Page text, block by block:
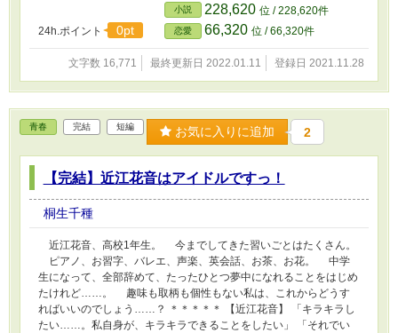
24h.ポイント 0pt
小説 228,620 位 / 228,620件
恋愛 66,320 位 / 66,320件
文字数 16,771 最終更新日 2022.01.11 登録日 2021.11.28
青春 完結 短編 お気に入りに追加 2
【完結】近江花音はアイドルですっ！
桐生千種
近江花音、高校1年生。 今までしてきた習いごとはたくさん。
ピアノ、お習字、バレエ、声楽、英会話、お茶、お花。 中学
生になって、全部辞めて、たったひとつ夢中になれることをはじめ
たけれど……。 趣味も取柄も個性もない私は、これからどうす
ればいいのでしょう……？ ＊＊＊＊＊ 【近江花音】 「キラキラし
たい……。私自身が、キラキラできることをしたい」 「それでい